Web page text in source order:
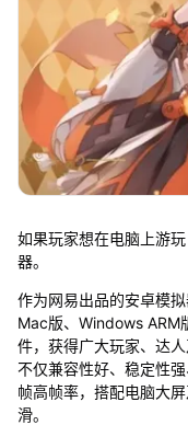
如果玩家想在电脑上游
器。
作为网易出品的安卓模
Mac版、Windows ARM
件，获得广大玩家、达
不仅兼容性好、稳定性
帧高帧率，搭配电脑大
滑。